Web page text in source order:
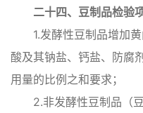
二十四、豆制品检验
1.发酵性豆制品增加
酸及其钠盐、钙盐、防腐
用量的比例之和要求；
2.非发酵性豆制品（